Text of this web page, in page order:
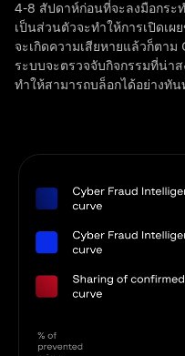
4-8 สัปดาห์ก่อนที่จะลงมือกระ
เป็นส่วนตัวจะทำให้การเปิดเ
จะเกิดความเสียหายแล้วก็ตา
ระบบจะตรวจจับกิจกรรมที่น่า
ทำให้สามารถบล็อกได้อย่างทัน